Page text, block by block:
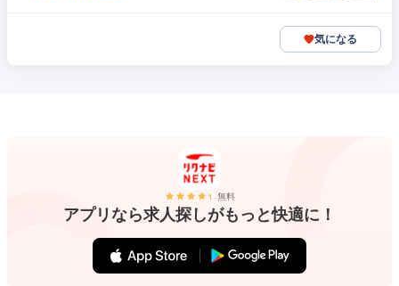
気になる
無料
アプリなら求人探しがもっと快適に！